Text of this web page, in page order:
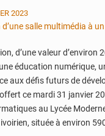
2023
d’une valeur d’environ
éducation numérique,
aux défis futurs de
ce mardi 31 janvier
au Lycée
située à environ